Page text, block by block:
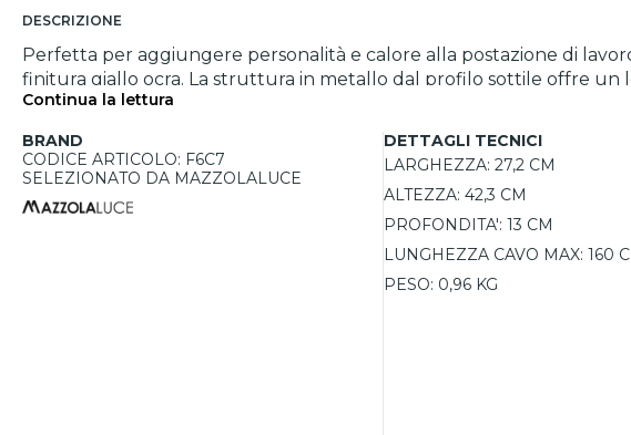
DESCRIZIONE
Perfetta per aggiungere personalità e calore alla postazione di
finitura giallo ocra. La struttura in metallo dal profilo sottile offre un
braccio orientabile e inclinabile a 360° consente di dirigere la luce
da 3W con luce bianca calda 2700K e comando touch dimmerabile
Continua la lettura
BRAND
CODICE ARTICOLO: F6C7
SELEZIONATO DA MAZZOLALUCE
DETTAGLI TECNICI
LARGHEZZA: 27,2 CM
ALTEZZA: 42,3 CM
PROFONDITA': 13 CM
LUNGHEZZA CAVO MAX: 160
PESO: 0,96 KG